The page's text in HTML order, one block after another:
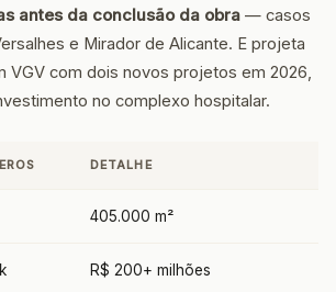
antes da conclusão da obra — casos
e Mirador de Alicante. E projeta
VGV com dois novos projetos em 2026,
no complexo hospitalar.
DETALHE
405.000 m²
R$ 200+ milhões